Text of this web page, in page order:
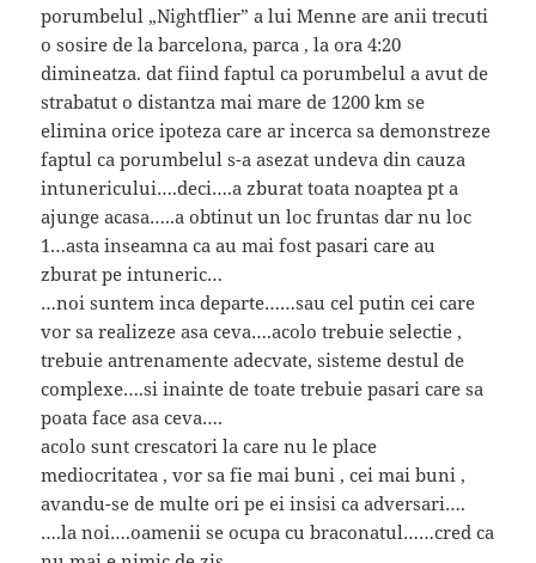
porumbelul „Nightflier” a lui Menne are anii trecuti
o sosire de la barcelona, parca , la ora 4:20
dimineatza. dat fiind faptul ca porumbelul a avut de
strabatut o distantza mai mare de 1200 km se
elimina orice ipoteza care ar incerca sa demonstreze
faptul ca porumbelul s-a asezat undeva din cauza
intunericului….deci….a zburat toata noaptea pt a
ajunge acasa…..a obtinut un loc fruntas dar nu loc
1…asta inseamna ca au mai fost pasari care au
zburat pe intuneric…
…noi suntem inca departe……sau cel putin cei care
vor sa realizeze asa ceva….acolo trebuie selectie ,
trebuie antrenamente adecvate, sisteme destul de
complexe….si inainte de toate trebuie pasari care sa
poata face asa ceva….
acolo sunt crescatori la care nu le place
mediocritatea , vor sa fie mai buni , cei mai buni ,
avandu-se de multe ori pe ei insisi ca adversari….
….la noi….oamenii se ocupa cu braconatul……cred ca